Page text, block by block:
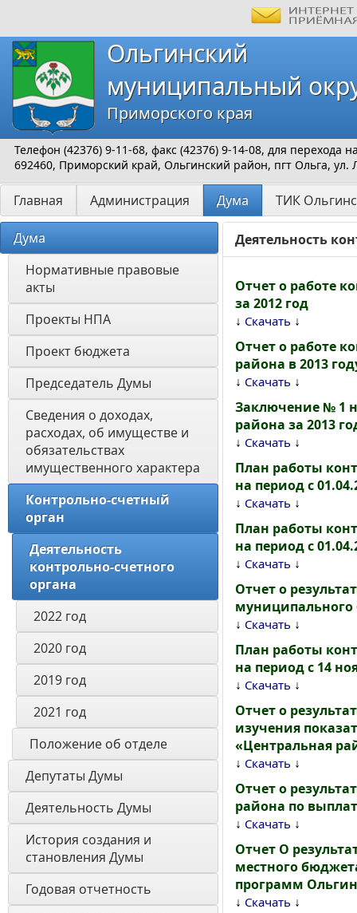
Ольгинский
муниципальный
Приморского края
Телефон (42376) 9-11-68, факс (42376) 9-14-08, для перехода
692460, Приморский край, Ольгинский район, пгт Ольга, ул.
Главная Администрация Дума ТИК
Дума
Нормативные правовые
акты
Проекты НПА
Проект бюджета
Председатель Думы
Сведения о доходах,
расходах, об имуществе и
обязательствах
имущественного характера
Контрольно-счетный
орган
Деятельность
контрольно-счетного
органа
2022 год
2020 год
2019 год
2021 год
Положение об отделе
Депутаты Думы
Деятельность Думы
История создания и
становления Думы
Годовая отчетность
Деятельность
Отчет о работе
за 2012 год
↓ Скачать ↓
Отчет о работе
района в 2013
↓ Скачать ↓
Заключение № 1
района за 2013
↓ Скачать ↓
План работы
на период с
↓ Скачать ↓
План работы
на период с
↓ Скачать ↓
Отчет о
муниципального
↓ Скачать ↓
План работы
на период с 14
↓ Скачать ↓
Отчет о
изучения
«Центральная
↓ Скачать ↓
Отчет о
района по
↓ Скачать ↓
Отчет О
местного
программ
↓ Скачать ↓